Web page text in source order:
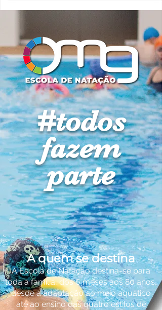
#todos
fazem
parte
A quem se destina
A Escola de Natação destina-se para
toda a família, dos 6 meses aos 80 anos,
desde a adaptação ao meio aquático
até ao ensino das quatro estilos de